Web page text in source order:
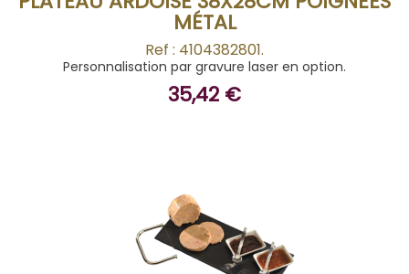
MÉTAL
Ref : 4104382801.
Personnalisation par gravure laser en option.
35,42 €